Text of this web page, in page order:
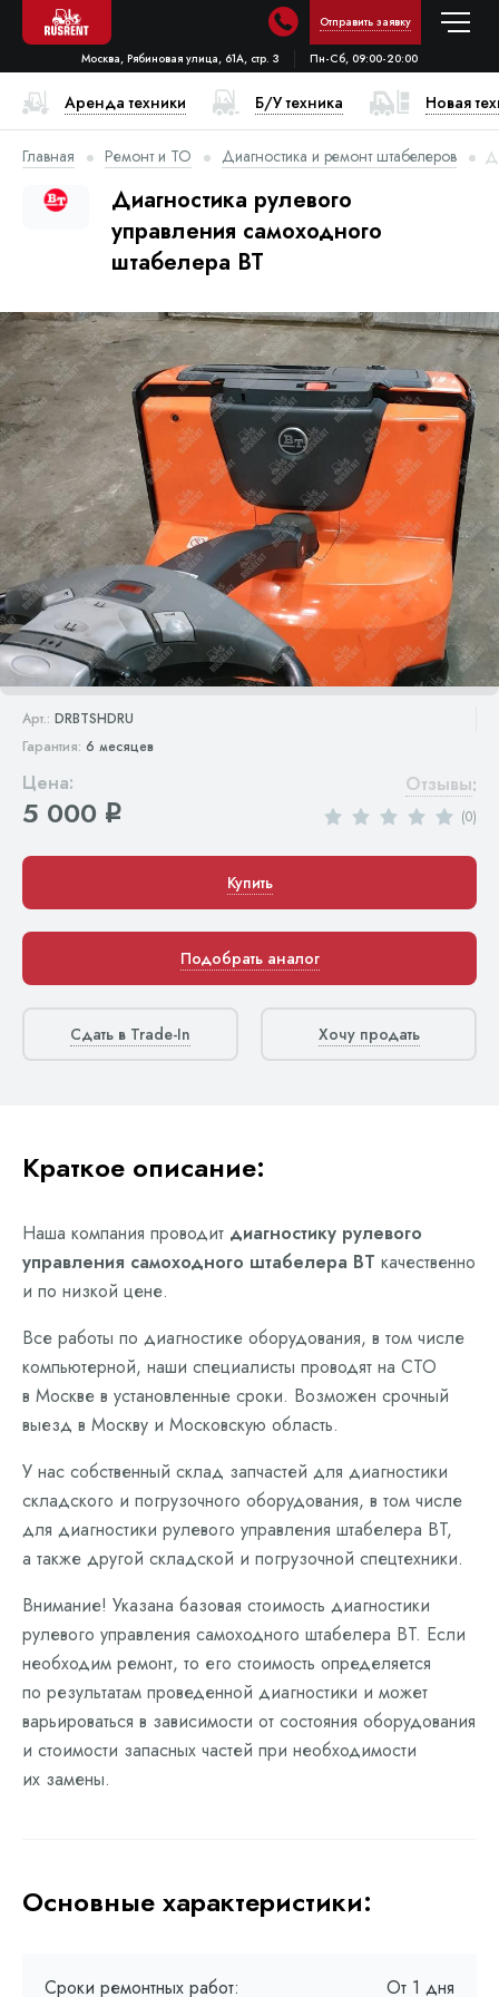
Отправить заявку
Москва, Рябиновая улица, 61А, стр. 3 Пн-Сб, 09:00-20:00
Аренда техники Б/У техника Новая
Главная Ремонт и ТО Диагностика и ремонт штабелеров
Диагностика рулевого
управления самоходного
штабелера BT
Арт.: DRBTSHDRU
Гарантия: 6 месяцев
Цена:
5 000 q
Отзывы:
(0)
Купить
Подобрать аналог
Сдать в Trade-In Хочу продать
Краткое описание:
Наша компания проводит диагностику рулевого
управления самоходного штабелера BT качественно
и по низкой цене.
Все работы по диагностике оборудования, в том числе
компьютерной, наши специалисты проводят на СТО
в Москве в установленные сроки. Возможен срочный
выезд в Москву и Московскую область.
У нас собственный склад запчастей для диагностики
складского и погрузочного оборудования, в том числе
для диагностики рулевого управления штабелера BT,
а также другой складской и погрузочной спецтехники.
Внимание! Указана базовая стоимость диагностики
рулевого управления самоходного штабелера BT. Если
необходим ремонт, то его стоимость определяется
по результатам проведенной диагностики и может
варьироваться в зависимости от состояния оборудования
и стоимости запасных частей при необходимости
их замены.
Основные характеристики:
Сроки ремонтных работ: От 1 дня